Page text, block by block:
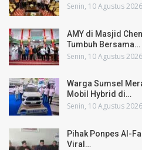
Senin, 10 Agustus 2026
AMY di Masjid
Tumbuh Bersama…
Senin, 10 Agustus 2026
Warga Sumsel
Mobil Hybrid di…
Senin, 10 Agustus 2026
Pihak Ponpes Al-
Viral…